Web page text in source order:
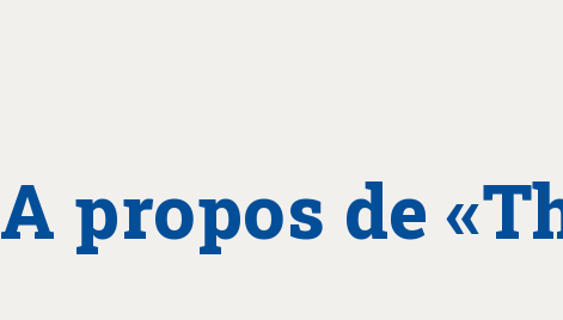
A propos de